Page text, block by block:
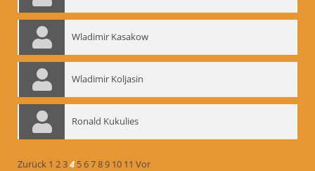
Wladimir Kasakow
Wladimir Koljasin
Ronald Kukulies
Zurück 1 234 56789 10 11 Vor